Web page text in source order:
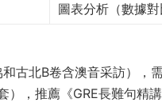
圖表分析（數據對
古北B卷含澳音采訪），
），推薦《GRE長難句精講